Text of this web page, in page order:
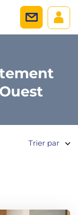
Trier par